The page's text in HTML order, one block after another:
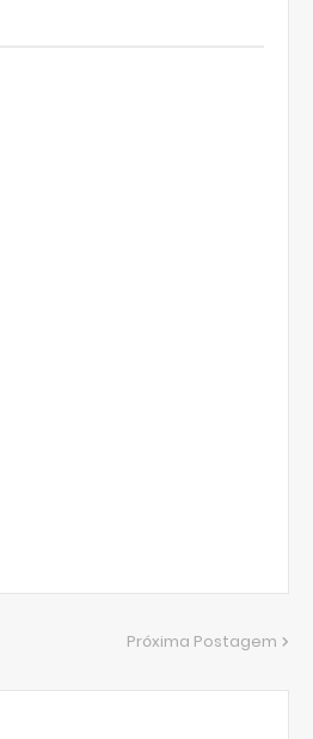
Próxima Postagem